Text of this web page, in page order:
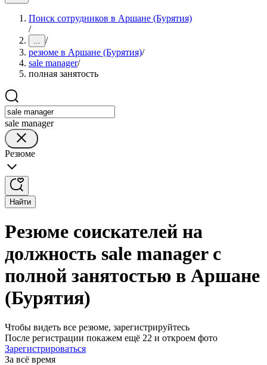
Поиск сотрудников в Аршане (Бурятия)
/
... /
резюме в Аршане (Бурятия)/
sale manager/
полная занятость
sale manager
Резюме
Найти
Резюме соискателей на
должность sale manager с
полной занятостью в Аршане
(Бурятия)
Чтобы видеть все резюме, зарегистрируйтесь
После регистрации покажем ещё 22 и откроем фото
Зарегистрироваться
За всё время